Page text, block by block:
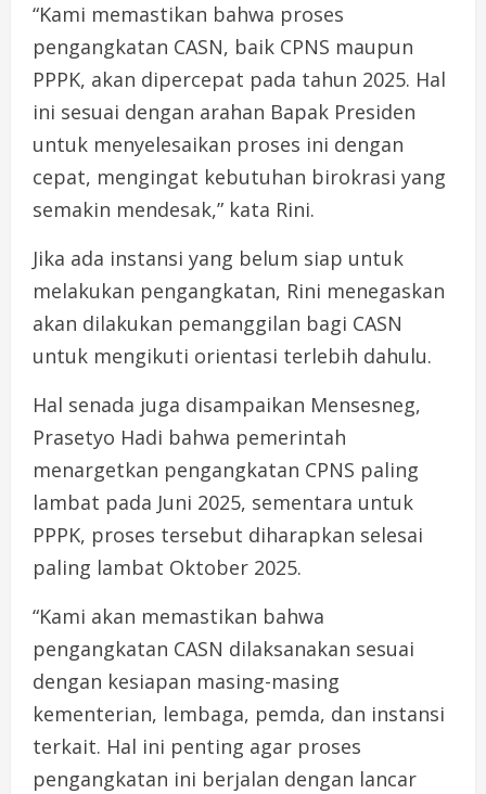
“Kami memastikan bahwa proses
pengangkatan CASN, baik CPNS maupun
PPPK, akan dipercepat pada tahun 2025. Hal
ini sesuai dengan arahan Bapak Presiden
untuk menyelesaikan proses ini dengan
cepat, mengingat kebutuhan birokrasi yang
semakin mendesak,” kata Rini.
Jika ada instansi yang belum siap untuk
melakukan pengangkatan, Rini menegaskan
akan dilakukan pemanggilan bagi CASN
untuk mengikuti orientasi terlebih dahulu.
Hal senada juga disampaikan Mensesneg,
Prasetyo Hadi bahwa pemerintah
menargetkan pengangkatan CPNS paling
lambat pada Juni 2025, sementara untuk
PPPK, proses tersebut diharapkan selesai
paling lambat Oktober 2025.
“Kami akan memastikan bahwa
pengangkatan CASN dilaksanakan sesuai
dengan kesiapan masing-masing
kementerian, lembaga, pemda, dan instansi
terkait. Hal ini penting agar proses
pengangkatan ini berjalan dengan lancar